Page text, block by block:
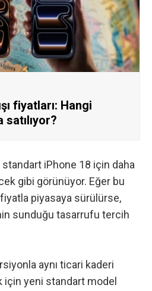
fiyatları: Hangi
iPhone 18 için daha
gibi görünüyor. Eğer bu
piyasaya sürülürse,
sunduğu tasarrufu tercih
aynı ticari kaderi
için yeni standart model